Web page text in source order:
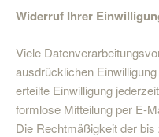
Widerruf Ihrer
Viele
ausdrücklichen
erteilte Einwilligung
formlose Mitteilung per E-
Die Rechtmäßigkeit der